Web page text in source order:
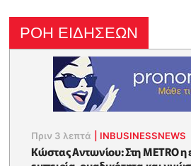
ΡΟΗ ΕΙΔΗΣΕΩΝ
Πριν 3 λεπτά INBUSINESSNEWS
Κώστας Αντωνίου: Στη METRO η